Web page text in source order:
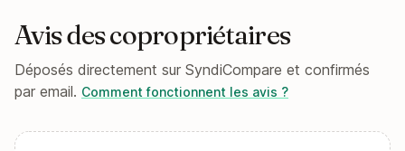
Avis des copropriétaires
Déposés directement sur SyndiCompare et confirmés
par email. Comment fonctionnent les avis ?